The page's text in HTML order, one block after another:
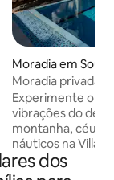
média de 5 em
Moradia em
orate
Moradia privada
quartos com
Experimente o
vibrações do
montanha, céus
náuticos na Villa
El Sheikh, ao lado
Vermelho, fica a
dos